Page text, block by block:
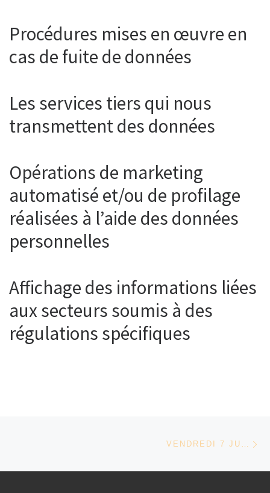
Procédures mises en œuvre en
cas de fuite de données
Les services tiers qui nous
transmettent des données
Opérations de marketing
automatisé et/ou de profilage
réalisées à l’aide des données
personnelles
Affichage des informations liées
aux secteurs soumis à des
régulations spécifiques
Parcourir les articles